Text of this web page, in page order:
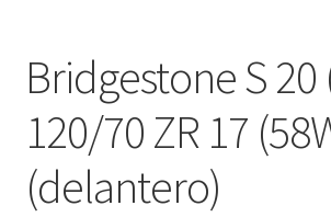
Bridgestone S 20
120/70 ZR 17
(delantero)